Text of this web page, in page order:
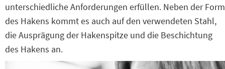
unterschiedliche Anforderungen erfüllen. Neben der Form
des Hakens kommt es auch auf den verwendeten Stahl,
die Ausprägung der Hakenspitze und die Beschichtung
des Hakens an.